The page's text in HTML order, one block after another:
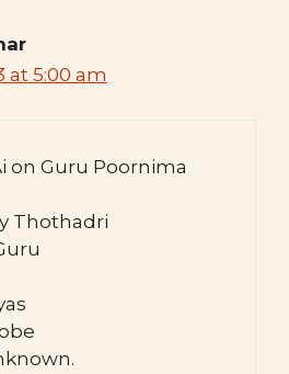
at 5:00 am
on Guru Poornima
Thothadri